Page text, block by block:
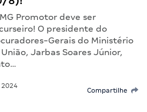
Promotor deve ser
O presidente do
Gerais do Ministério
Jarbas Soares Júnior,
2024
Compartilhe